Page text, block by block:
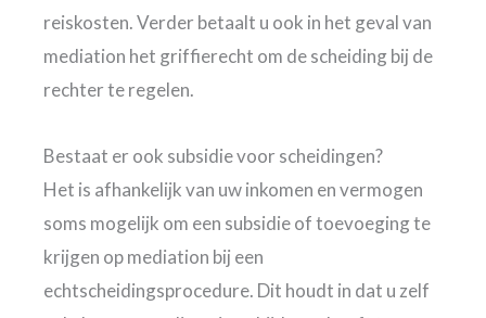
reiskosten. Verder betaalt u ook in het geval van
mediation het griffierecht om de scheiding bij de
rechter te regelen.
Bestaat er ook subsidie voor scheidingen?
Het is afhankelijk van uw inkomen en vermogen
soms mogelijk om een subsidie of toevoeging te
krijgen op mediation bij een
echtscheidingsprocedure. Dit houdt in dat u zelf